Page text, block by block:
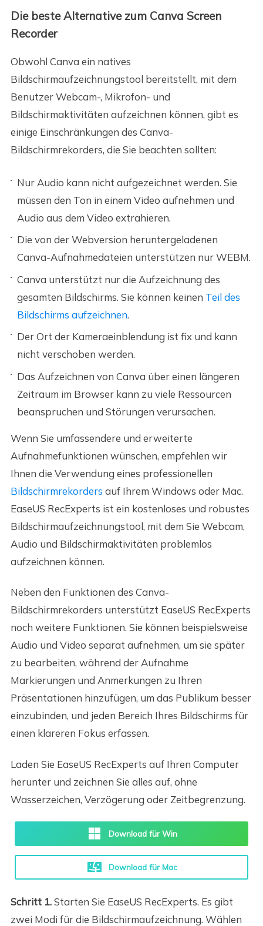
Die beste Alternative zum Canva Screen
Recorder
Obwohl Canva ein natives
Bildschirmaufzeichnungstool bereitstellt, mit dem
Benutzer Webcam-, Mikrofon- und
Bildschirmaktivitäten aufzeichnen können, gibt es
einige Einschränkungen des Canva-
Bildschirmrekorders, die Sie beachten sollten:
Nur Audio kann nicht aufgezeichnet werden. Sie
müssen den Ton in einem Video aufnehmen und
Audio aus dem Video extrahieren.
Die von der Webversion heruntergeladenen
Canva-Aufnahmedateien unterstützen nur WEBM.
Canva unterstützt nur die Aufzeichnung des
gesamten Bildschirms. Sie können keinen Teil des
Bildschirms aufzeichnen.
Der Ort der Kameraeinblendung ist fix und kann
nicht verschoben werden.
Das Aufzeichnen von Canva über einen längeren
Zeitraum im Browser kann zu viele Ressourcen
beanspruchen und Störungen verursachen.
Wenn Sie umfassendere und erweiterte
Aufnahmefunktionen wünschen, empfehlen wir
Ihnen die Verwendung eines professionellen
Bildschirmrekorders auf Ihrem Windows oder Mac.
EaseUS RecExperts ist ein kostenloses und robustes
Bildschirmaufzeichnungstool, mit dem Sie Webcam,
Audio und Bildschirmaktivitäten problemlos
aufzeichnen können.
Neben den Funktionen des Canva-
Bildschirmrekorders unterstützt EaseUS RecExperts
noch weitere Funktionen. Sie können beispielsweise
Audio und Video separat aufnehmen, um sie später
zu bearbeiten, während der Aufnahme
Markierungen und Anmerkungen zu Ihren
Präsentationen hinzufügen, um das Publikum besser
einzubinden, und jeden Bereich Ihres Bildschirms für
einen klareren Fokus erfassen.
Laden Sie EaseUS RecExperts auf Ihren Computer
herunter und zeichnen Sie alles auf, ohne
Wasserzeichen, Verzögerung oder Zeitbegrenzung.
Download für Win
Download für Mac
Schritt 1.Starten Sie EaseUS RecExperts. Es gibt
zwei Modi für die Bildschirmaufzeichnung. Wählen